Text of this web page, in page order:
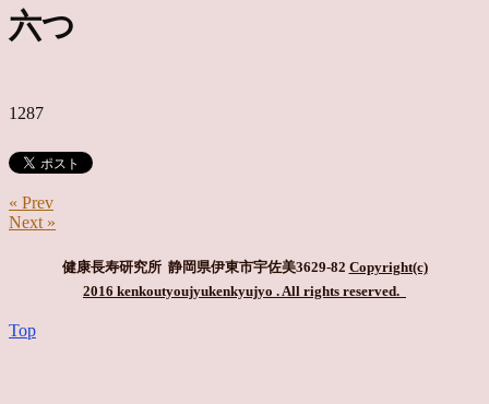
六つ
1287
« Prev
Next »
健康長寿研究所 静岡県伊東市宇佐美3629-82 Copyright(c)
2016 kenkoutyoujyukenkyujyo . All rights reserved.
Top